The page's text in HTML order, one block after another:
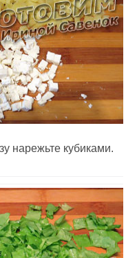
нарежьте кубиками.